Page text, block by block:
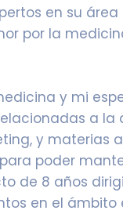
en su área
por la
y mi
a la
y materias
poder
de 8 años
en el ámbito